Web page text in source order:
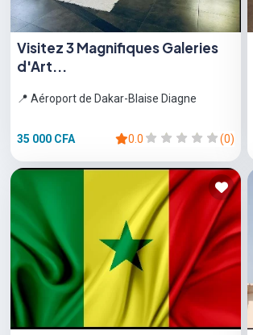
Visitez 3 Magnifiques Galeries
d'Art...
📍 Aéroport de Dakar-Blaise Diagne
35 000 CFA 0.0 (0)